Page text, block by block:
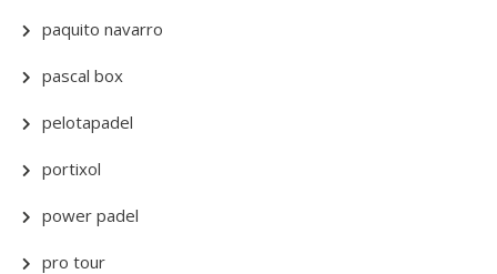
paquito navarro
pascal box
pelotapadel
portixol
power padel
pro tour